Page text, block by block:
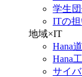
学生
ITの
地域×IT
Hana
Hana
サイ